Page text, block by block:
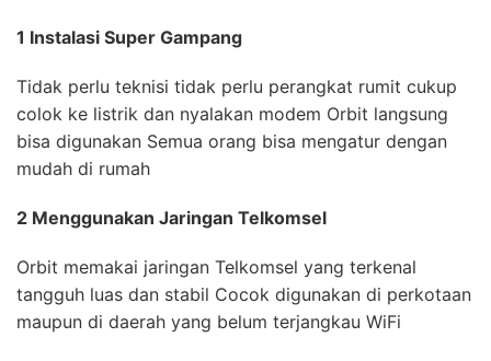
1 Instalasi Super Gampang
Tidak perlu teknisi tidak perlu perangkat rumit cukup
colok ke listrik dan nyalakan modem Orbit langsung
bisa digunakan Semua orang bisa mengatur dengan
mudah di rumah
2 Menggunakan Jaringan Telkomsel
Orbit memakai jaringan Telkomsel yang terkenal
tangguh luas dan stabil Cocok digunakan di perkotaan
maupun di daerah yang belum terjangkau WiFi